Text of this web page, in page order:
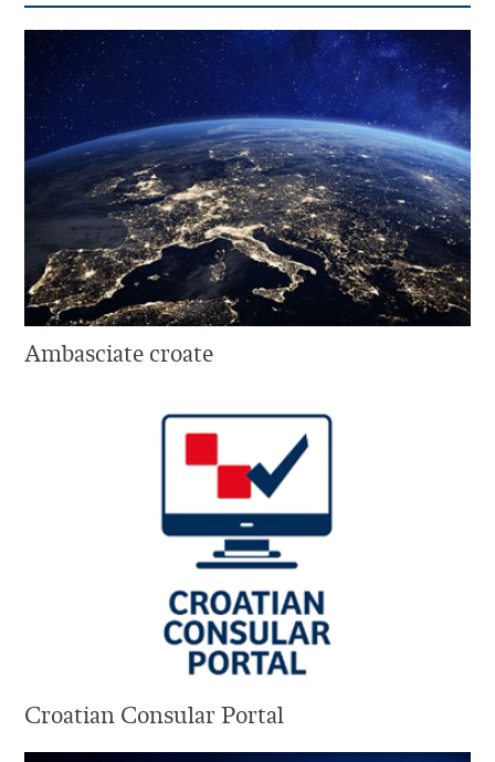
Ambasciate croate
Croatian Consular Portal